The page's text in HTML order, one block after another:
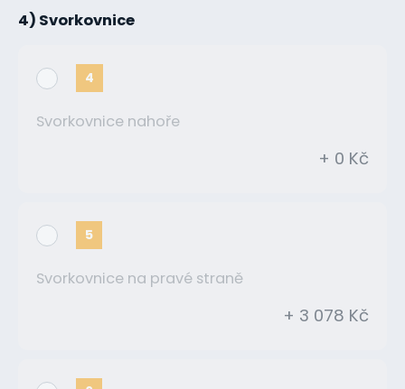
4) Svorkovnice
4
Svorkovnice nahoře
+ 0 Kč
5
Svorkovnice na pravé straně
+ 3 078 Kč